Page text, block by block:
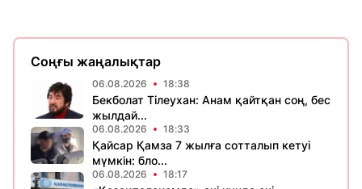
Соңғы жаңалықтар
06.08.2026 18:38
Бекболат Тілеухан: Анам қайтқан соң, бес
жылдай...
06.08.2026 18:33
Қайсар Қамза 7 жылға сотталып кетуі
мүмкін: бло...
06.08.2026 18:17